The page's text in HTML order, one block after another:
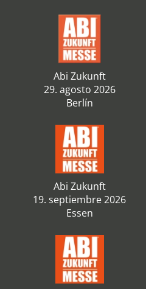
Abi Zukunft
29. agosto 2026
Berlín
Abi Zukunft
19. septiembre 2026
Essen